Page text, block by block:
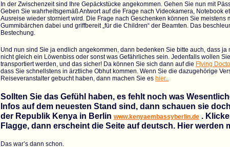
In der Zwischenzeit sind Ihre Gepäckstücke angekommen. Gehen Sie nun mit
Geben Sie wahrheitsgemäß Antwort auf die Frage nach Videokamera, Notebook
Ausreise wieder storniert wird. Die Frage nach Geschenken können Sie meistens
Gummibärchen dabei und griffbereit „für die Children“ der Beamten. Das
Bestechung.
Und nun sind Sie ja endlich angekommen, dann bedenken Sie bitte auch, dass
nicht gleich ein Löwenbiss oder sonst was Gefährliches sein. Jedenfalls wollen
transportiert werden, und das sicher! Da können Sie sich dann auf die Flying
dass Sie schnellstens in ärztliche Obhut kommen. Wenn Sie die dazugehörige
Reiseveranstalter gebucht haben, dann machen Sie es hier..
Sollten Sie das Gefühl haben, es fehlt noch was
Infos auf dem neuesten Stand sind, dann schauen sie
der Republik Kenya in Berlin www.kenyaembassyberlin.de .
Flagge, dann erscheint die Seite auf deutsch. Hier
Das war’s dann schon.